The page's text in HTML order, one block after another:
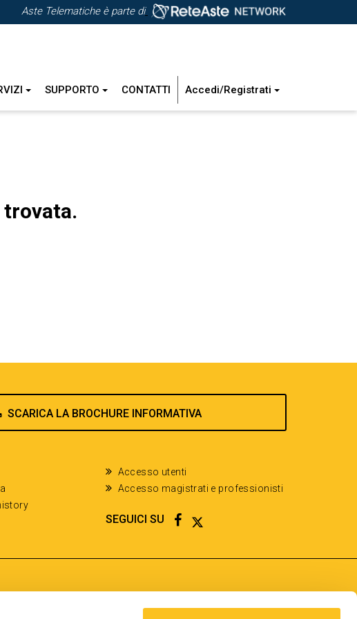
Aste Telematiche è parte di
SUPPORTO CONTATTI Accedi/Registrati
SCARICA LA BROCHURE INFORMATIVA
Accesso utenti
Accesso magistrati e professionisti
SEGUICI SU FACEBOOK
TWITTER